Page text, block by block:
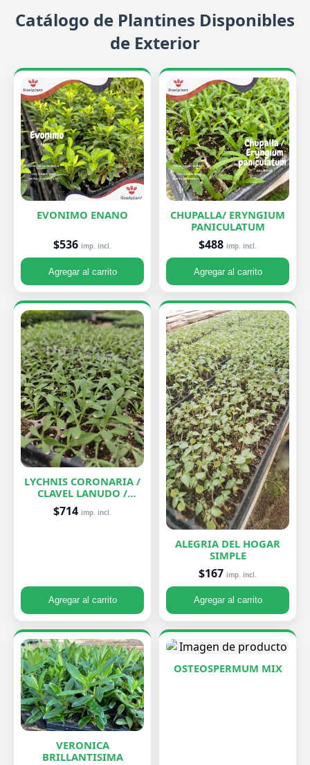
Catálogo de Plantines Disponibles
de Exterior
EVONIMO ENANO
$536 imp. incl.
Agregar al carrito
CHUPALLA/ ERYNGIUM
PANICULATUM
$488 imp. incl.
Agregar al carrito
LYCHNIS CORONARIA /
CLAVEL LANUDO /
ABUELA
$714 imp. incl.
Agregar al carrito
ALEGRIA DEL HOGAR
SIMPLE
$167 imp. incl.
Agregar al carrito
VERONICA
BRILLANTISIMA
OSTEOSPERMUM MIX